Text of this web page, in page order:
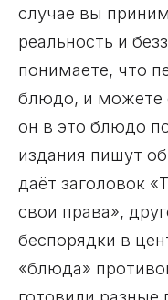
случае вы
реальность и
понимаете, что
блюдо, и можете
он в это блюдо
издания пишут
даёт заголовок
свои права»,
беспорядки в
«блюда»